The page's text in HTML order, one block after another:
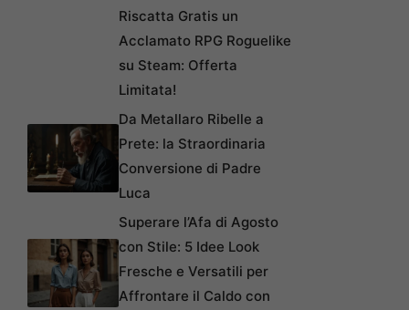
Riscatta Gratis un
Acclamato RPG Roguelike
su Steam: Offerta
Limitata!
Da Metallaro Ribelle a
Prete: la Straordinaria
Conversione di Padre
Luca
Superare l’Afa di Agosto
con Stile: 5 Idee Look
Fresche e Versatili per
Affrontare il Caldo con